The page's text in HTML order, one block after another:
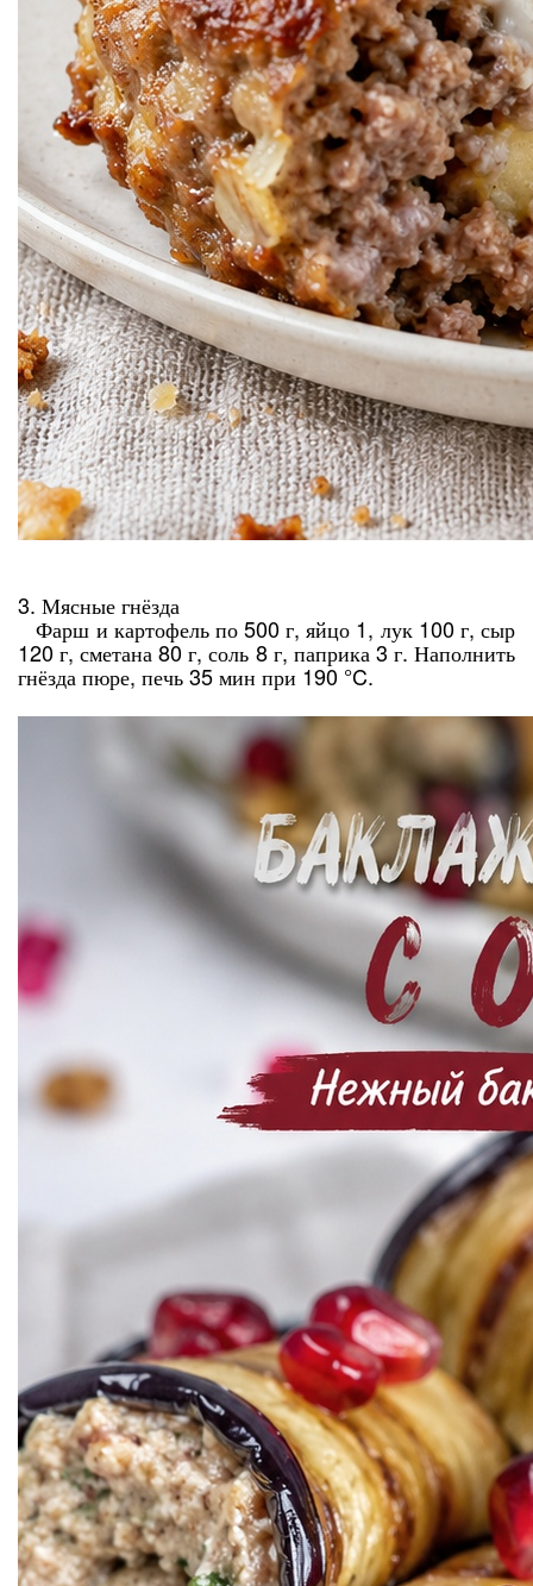
3. Мясные гнёзда
Фарш и картофель по 500 г, яйцо 1, лук 100 г, сыр
120 г, сметана 80 г, соль 8 г, паприка 3 г. Наполнить
гнёзда пюре, печь 35 мин при 190 °C.